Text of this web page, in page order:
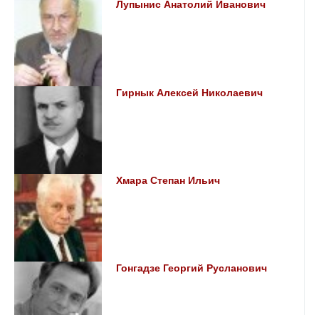
Лупынис Анатолий Иванович
Гирнык Алексей Николаевич
Хмара Степан Ильич
Гонгадзе Георгий Русланович